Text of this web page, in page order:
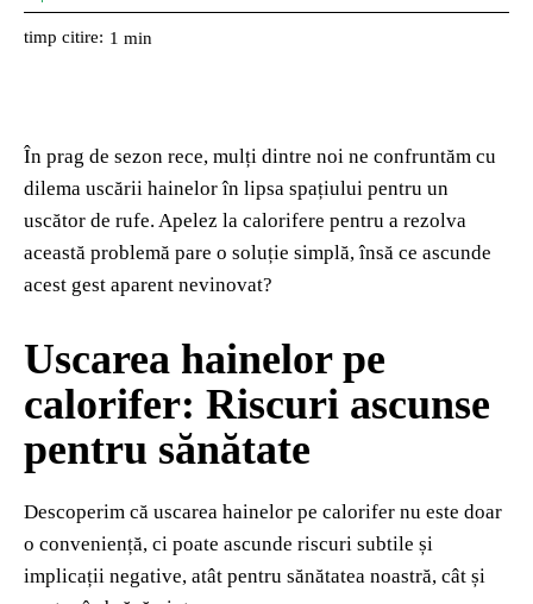
timp citire: 1 min
În prag de sezon rece, mulți dintre noi ne confruntăm cu
dilema uscării hainelor în lipsa spațiului pentru un
uscător de rufe. Apelez la calorifere pentru a rezolva
această problemă pare o soluție simplă, însă ce ascunde
acest gest aparent nevinovat?
Uscarea hainelor pe
calorifer: Riscuri ascunse
pentru sănătate
Descoperim că uscarea hainelor pe calorifer nu este doar
o conveniență, ci poate ascunde riscuri subtile și
implicații negative, atât pentru sănătatea noastră, cât și